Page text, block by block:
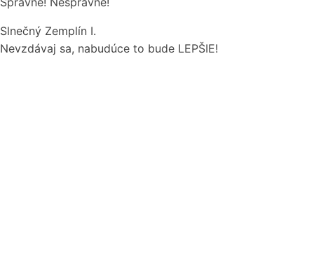
Slnečný Zemplín I.
Nevzdávaj sa, nabudúce to bude LEPŠIE!